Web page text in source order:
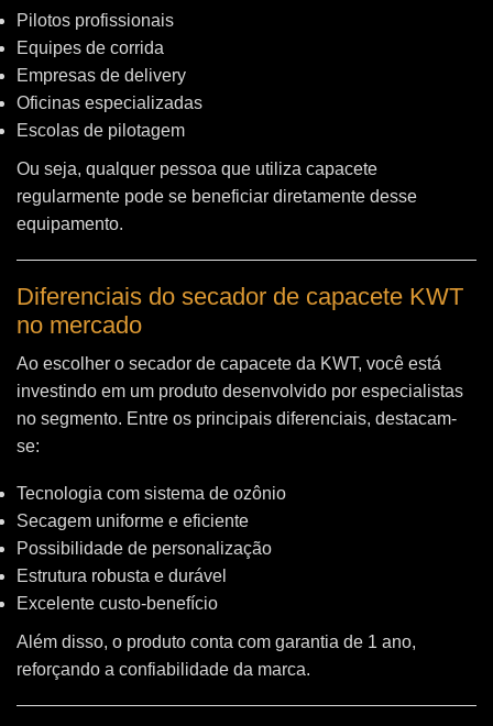
Pilotos profissionais
Equipes de corrida
Empresas de delivery
Oficinas especializadas
Escolas de pilotagem
Ou seja, qualquer pessoa que utiliza capacete
regularmente pode se beneficiar diretamente desse
equipamento.
Diferenciais do secador de capacete KWT
no mercado
Ao escolher o secador de capacete da KWT, você está
investindo em um produto desenvolvido por especialistas
no segmento. Entre os principais diferenciais, destacam-
se:
Tecnologia com sistema de ozônio
Secagem uniforme e eficiente
Possibilidade de personalização
Estrutura robusta e durável
Excelente custo-benefício
Além disso, o produto conta com garantia de 1 ano,
reforçando a confiabilidade da marca.